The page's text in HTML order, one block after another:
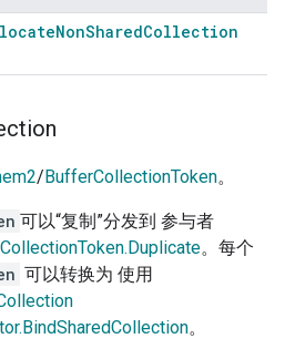
NonSharedCollection
/BufferCollectionToken。
可以“复制”分发到 参与者
。每个
可以转换为 使用
。